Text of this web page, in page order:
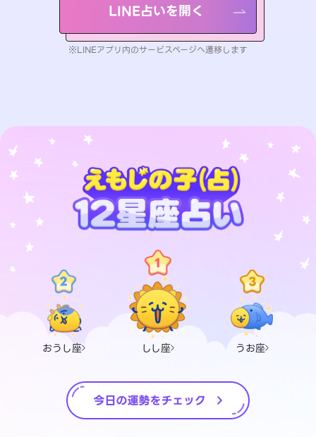
LINE占いを開く
※LINEアプリ内のサービスページへ遷移します
おうし座 しし座 うお座